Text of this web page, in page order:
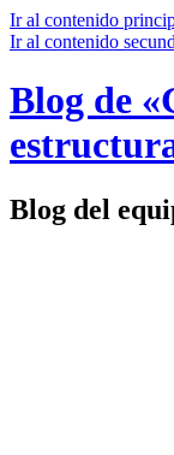
Ir al contenido
Ir al contenido
Blog de
Blog del